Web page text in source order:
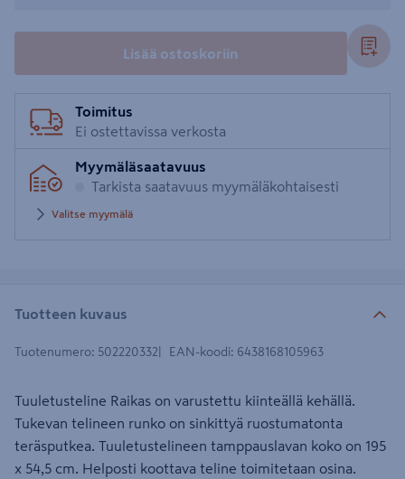
Lisää ostoskoriin
Toimitus
Ei ostettavissa verkosta
Myymäläsaatavuus
Tarkista saatavuus myymäläkohtaisesti
Valitse myymälä
Tuotteen kuvaus
Tuotenumero: 502220332 EAN-koodi: 6438168105963
Tuuletusteline Raikas on varustettu kiinteällä kehällä.
Tukevan telineen runko on sinkittyä ruostumatonta
teräsputkea. Tuuletustelineen tamppauslavan koko on 195
x 54,5 cm. Helposti koottava teline toimitetaan osina.